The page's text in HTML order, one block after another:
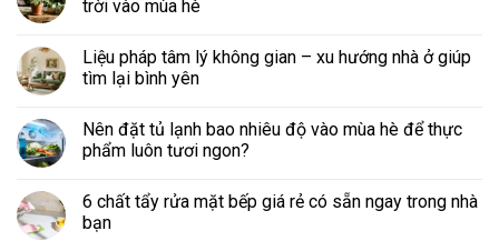
trời vào mùa hè
Liệu pháp tâm lý không gian – xu hướng nhà ở giúp
tìm lại bình yên
Nên đặt tủ lạnh bao nhiêu độ vào mùa hè để thực
phẩm luôn tươi ngon?
6 chất tẩy rửa mặt bếp giá rẻ có sẵn ngay trong nhà
bạn